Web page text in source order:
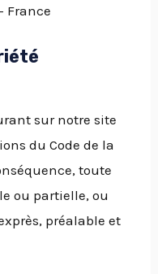
France
sur notre site
du Code de la
toute
ou partielle, ou
préalable et